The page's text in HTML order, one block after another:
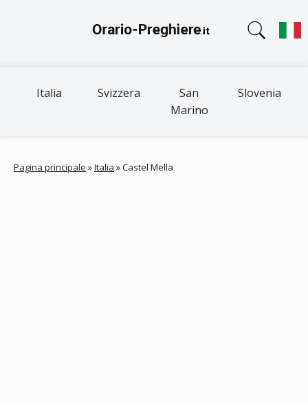
Italia Svizzera
San
Marino
Slovenia
Pagina principale »Italia »Castel Mella